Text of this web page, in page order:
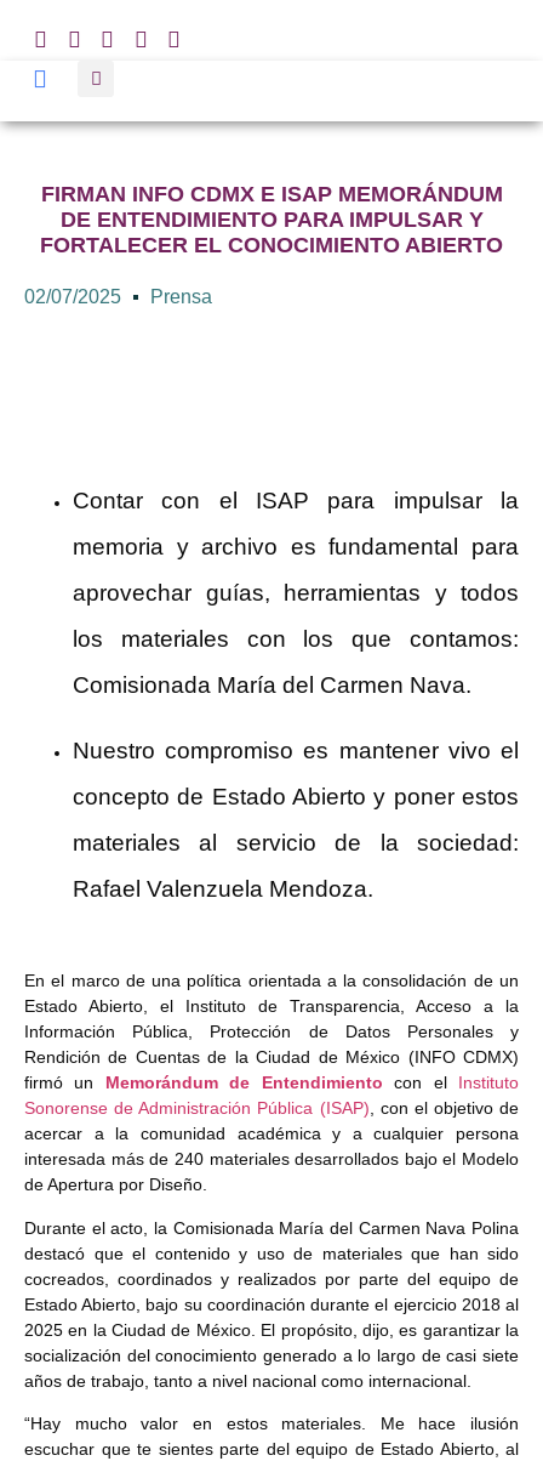
FIRMAN INFO CDMX E ISAP MEMORÁNDUM
DE ENTENDIMIENTO PARA IMPULSAR Y
FORTALECER EL CONOCIMIENTO ABIERTO
02/07/2025 Prensa
Contar con el ISAP para impulsar la
memoria y archivo es fundamental para
aprovechar guías, herramientas y todos
los materiales con los que contamos:
Comisionada María del Carmen Nava.
Nuestro compromiso es mantener vivo el
concepto de Estado Abierto y poner estos
materiales al servicio de la sociedad:
Rafael Valenzuela Mendoza.
En el marco de una política orientada a la consolidación de un
Estado Abierto, el Instituto de Transparencia, Acceso a la
Información Pública, Protección de Datos Personales y
Rendición de Cuentas de la Ciudad de México (INFO CDMX)
firmó un Memorándum de Entendimiento con el Instituto
Sonorense de Administración Pública (ISAP), con el objetivo de
acercar a la comunidad académica y a cualquier persona
interesada más de 240 materiales desarrollados bajo el Modelo
de Apertura por Diseño.
Durante el acto, la Comisionada María del Carmen Nava Polina
destacó que el contenido y uso de materiales que han sido
cocreados, coordinados y realizados por parte del equipo de
Estado Abierto, bajo su coordinación durante el ejercicio 2018 al
2025 en la Ciudad de México. El propósito, dijo, es garantizar la
socialización del conocimiento generado a lo largo de casi siete
años de trabajo, tanto a nivel nacional como internacional.
“Hay mucho valor en estos materiales. Me hace ilusión
escuchar que te sientes parte del equipo de Estado Abierto, al